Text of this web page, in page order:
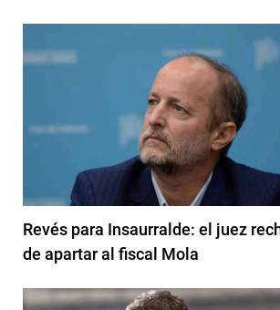
Revés para Insaurralde: el juez
de apartar al fiscal Mola